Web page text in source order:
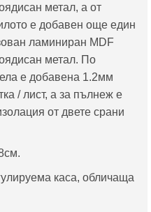
метал, а от
е добавен още един
ламиниран MDF
метал. По
е добавена 1.2мм
/ лист, а за пълнеж е
от двете срани
каса, обличаща